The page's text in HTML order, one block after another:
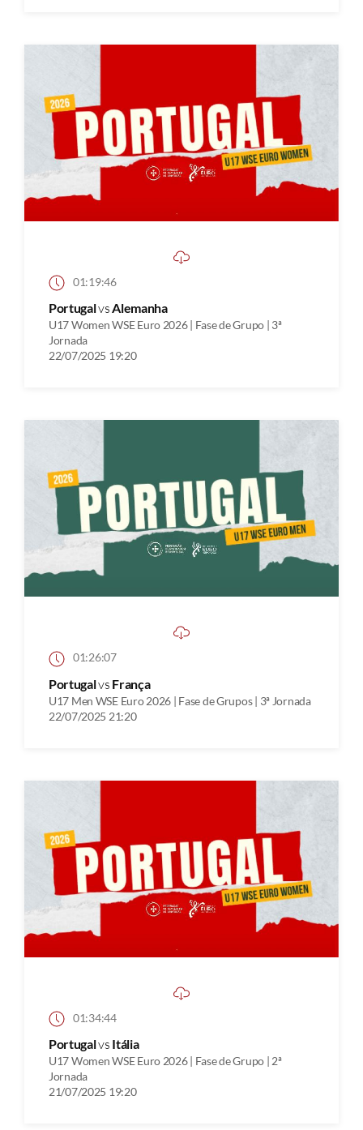
01:19:46
PortugalvsAlemanha
U17 Women WSE Euro 2026 | Fase de Grupo | 3ª
Jornada
22/07/2025 19:20
01:26:07
Portugalvs França
U17 Men WSE Euro 2026 | Fase de Grupos | 3ª Jornada
22/07/2025 21:20
01:34:44
Portugalvs Itália
U17 Women WSE Euro 2026 | Fase de Grupo | 2ª
Jornada
21/07/2025 19:20